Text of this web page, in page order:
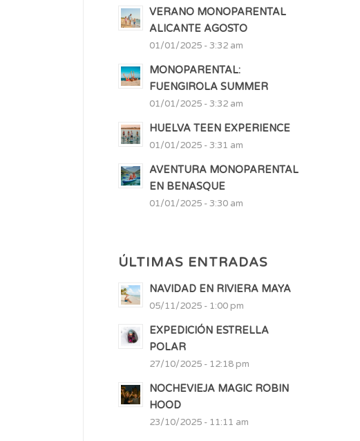
VERANO MONOPARENTAL
ALICANTE AGOSTO
01/01/2025 - 3:32 am
MONOPARENTAL:
FUENGIROLA SUMMER
01/01/2025 - 3:32 am
HUELVA TEEN EXPERIENCE
01/01/2025 - 3:31 am
AVENTURA MONOPARENTAL
EN BENASQUE
01/01/2025 - 3:30 am
ÚLTIMAS ENTRADAS
NAVIDAD EN RIVIERA MAYA
05/11/2025 - 1:00 pm
EXPEDICIÓN ESTRELLA
POLAR
27/10/2025 - 12:18 pm
NOCHEVIEJA MAGIC ROBIN
HOOD
23/10/2025 - 11:11 am